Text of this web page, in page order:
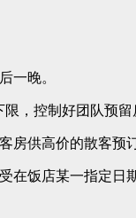
一晚。
，控制好团队预留
房供高价的散客预
在饭店某一指定日